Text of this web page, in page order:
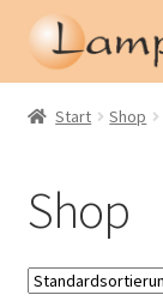
Zur
Navigation
springen
Zum
Inhalt
springen
Home
Start Shop
Shop